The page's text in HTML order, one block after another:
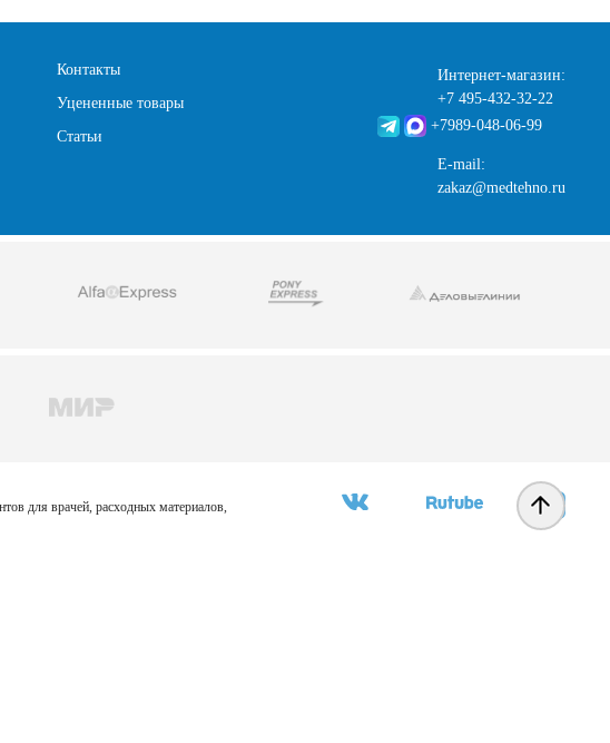
Контакты
Уцененные товары
Статьи
Интернет-магазин:
+7 495-432-32-22
+7989-048-06-99
E-mail:
zakaz@medtehno.ru
для врачей, расходных материалов,